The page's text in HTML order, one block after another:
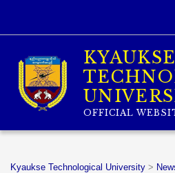
KYAUKSE
OFFICIAL
Kyaukse Technological University >